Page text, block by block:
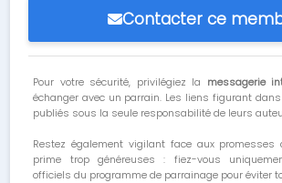
Contacter ce
Pour votre sécurité, privilégiez la messagerie
échanger avec un parrain. Les liens figurant
publiés sous la seule responsabilité de leurs
Restez également vigilant face aux promesses
prime trop généreuses : fiez-vous
officiels du programme de parrainage pour éviter